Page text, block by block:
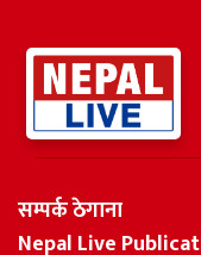
सम्पर्क ठेगाना
Nepal Live